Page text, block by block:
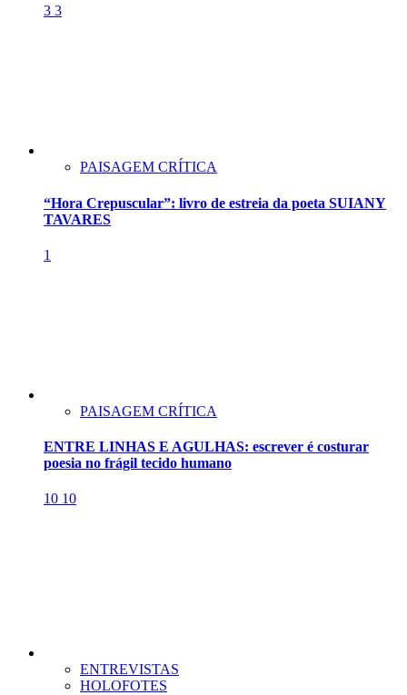
3 3
PAISAGEM CRÍTICA
“Hora Crepuscular”: livro de estreia da poeta SUIANY
TAVARES
1
PAISAGEM CRÍTICA
ENTRE LINHAS E AGULHAS: escrever é costurar
poesia no frágil tecido humano
10 10
ENTREVISTAS
HOLOFOTES